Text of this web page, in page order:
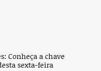
Conheça a chave
sexta-feira